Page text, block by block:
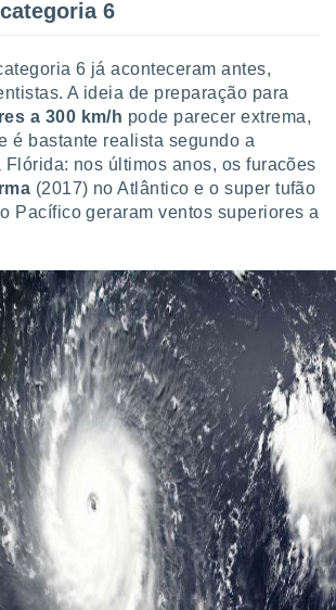
6
6 já aconteceram antes,
A ideia de preparação para
a 300 km/h pode parecer extrema,
é bastante realista segundo a
nos últimos anos, os furacões
Irma (2017) no Atlântico e o super tufão
Pacífico geraram ventos superiores a